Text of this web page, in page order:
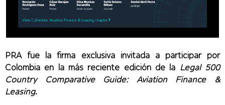
PRA fue la firma exclusiva invitada a participar por
Colombia en la más reciente edición de la
Legal 500
Country Comparative Guide: Aviation Finance &
Leasing.